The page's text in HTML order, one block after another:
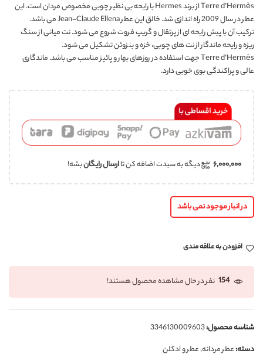
Terre d’Hermès از برند Hermes با رایحه بی نظیر چوبی مخصوص مردان است. این
عطر در سال 2009 راه اندازی شد. خالق این عطر Jean-Claude Ellena می باشد.
ترکیب آن با پیش رایحه ای از پرتقال و گریپ فروت شروع می شود. نت میانی از سنگ
ریزه و رایحه ماندگار از نت های چوبی، خزه و بنزوئن تشکیل می شود.
Terre d’Hermès جهت استفاده در روزهای بهار و پائیز مناسب می باشد. ماندگاری
عالی و پراکندگی بوی خوبی دارد.
۶,۰۰۰,۰۰۰ دیگه به سبدت اضافه کن تاارسال رایگانبشه!
در انبار موجود نمی باشد
افزودن به علاقه مندی
154 نفر در حال مشاهده محصول هستند!
شناسه محصول:3346130009603
دسته:عطر مردانه,عطر و ادکلن